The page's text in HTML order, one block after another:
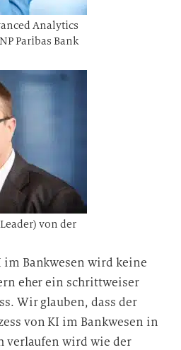
Analytics
Paribas Bank
von der
Bankwesen wird keine
eher ein schrittweiser
Wir glauben, dass der
von KI im Bankwesen in
verlaufen wird wie der